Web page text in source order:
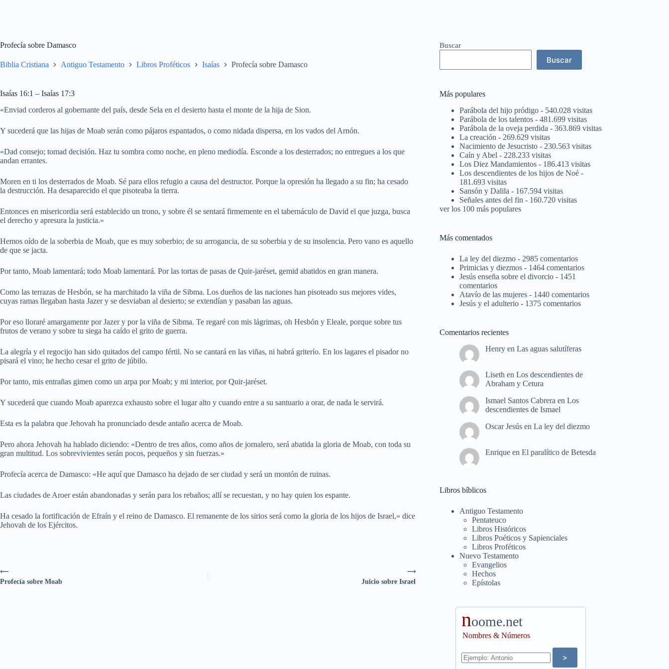
Profecía sobre Damasco
Biblia Cristiana Antiguo Testamento Libros Proféticos Isaías Profecía sobre Damasco
Isaías 16:1 – Isaías 17:3
«Enviad corderos al gobernante del país, desde Sela en el desierto hasta el monte de la hija de Sion.
Y sucederá que las hijas de Moab serán como pájaros espantados, o como nidada dispersa, en los vados del Arnón.
«Dad consejo; tomad decisión. Haz tu sombra como noche, en pleno mediodía. Esconde a los desterrados; no entregues a los que
andan errantes.
Moren en ti los desterrados de Moab. Sé para ellos refugio a causa del destructor. Porque la opresión ha llegado a su fin; ha cesado
la destrucción. Ha desaparecido el que pisoteaba la tierra.
Entonces en misericordia será establecido un trono, y sobre él se sentará firmemente en el tabernáculo de David el que juzga, busca
el derecho y apresura la justicia.»
Hemos oído de la soberbia de Moab, que es muy soberbio; de su arrogancia, de su soberbia y de su insolencia. Pero vano es aquello
de que se jacta.
Por tanto, Moab lamentará; todo Moab lamentará. Por las tortas de pasas de Quir-jaréset, gemid abatidos en gran manera.
Como las terrazas de Hesbón, se ha marchitado la viña de Sibma. Los dueños de las naciones han pisoteado sus mejores vides,
cuyas ramas llegaban hasta Jazer y se desviaban al desierto; se extendían y pasaban las aguas.
Por eso lloraré amargamente por Jazer y por la viña de Sibma. Te regaré con mis lágrimas, oh Hesbón y Eleale, porque sobre tus
frutos de verano y sobre tu siega ha caído el grito de guerra.
La alegría y el regocijo han sido quitados del campo fértil. No se cantará en las viñas, ni habrá griterío. En los lagares el pisador no
pisará el vino; he hecho cesar el grito de júbilo.
Por tanto, mis entrañas gimen como un arpa por Moab; y mi interior, por Quir-jaréset.
Y sucederá que cuando Moab aparezca exhausto sobre el lugar alto y cuando entre a su santuario a orar, de nada le servirá.
Esta es la palabra que Jehovah ha pronunciado desde antaño acerca de Moab.
Pero ahora Jehovah ha hablado diciendo: «Dentro de tres años, como años de jornalero, será abatida la gloria de Moab, con toda su
gran multitud. Los sobrevivientes serán pocos, pequeños y sin fuerzas.»
Profecía acerca de Damasco: «He aquí que Damasco ha dejado de ser ciudad y será un montón de ruinas.
Las ciudades de Aroer están abandonadas y serán para los rebaños; allí se recuestan, y no hay quien los espante.
Ha cesado la fortificación de Efraín y el reino de Damasco. El remanente de los sirios será como la gloria de los hijos de Israel,» dice
Jehovah de los Ejércitos.
⟶
Juicio sobre Israel
⟵
Profecía sobre Moab
Buscar
Buscar
Más populares
Parábola del hijo pródigo - 540.028 visitas
Parábola de los talentos - 481.699 visitas
Parábola de la oveja perdida - 363.869 visitas
La creación - 269.629 visitas
Nacimiento de Jesucristo - 230.563 visitas
Caín y Abel - 228.233 visitas
Los Diez Mandamientos - 186.413 visitas
Los descendientes de los hijos de Noé -
181.693 visitas
Sansón y Dalila - 167.594 visitas
Señales antes del fin - 160.720 visitas
ver los 100 más populares
Más comentados
La ley del diezmo - 2985 comentarios
Primicias y diezmos - 1464 comentarios
Jesús enseña sobre el divorcio - 1451
comentarios
Atavío de las mujeres - 1440 comentarios
Jesús y el adulterio - 1375 comentarios
Comentarios recientes
Henry enLas aguas salutíferas
Liseth enLos descendientes de
Abraham y Cetura
Ismael Santos Cabrera enLos
descendientes de Ismael
Oscar Jesús enLa ley del diezmo
Enrique enEl paralítico de Betesda
Libros bíblicos
Antiguo Testamento
Pentateuco
Libros Históricos
Libros Poéticos y Sapienciales
Libros Proféticos
Nuevo Testamento
Evangelios
Hechos
Epístolas
noome.net
Nombres & Números